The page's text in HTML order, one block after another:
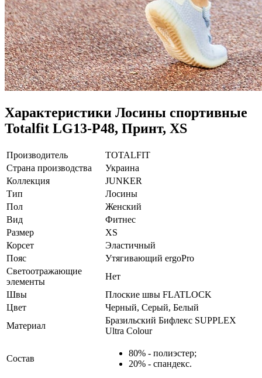
Характеристики Лосины спортивные
Totalfit LG13-P48, Принт, XS
Производитель
TOTALFIT
Страна производства
Украина
Коллекция
JUNKER
Тип
Лосины
Пол
Женский
Вид
Фитнес
Размер
XS
Корсет
Эластичный
Пояс
Утягивающий ergoPro
Светоотражающие
элементы
Нет
Швы
Плоские швы FLATLOCK
Цвет
Черный, Серый, Белый
Материал
Бразильский Бифлекс SUPPLEX
Ultra Colour
Состав
80% - полиэстер;
20% - спандекс.